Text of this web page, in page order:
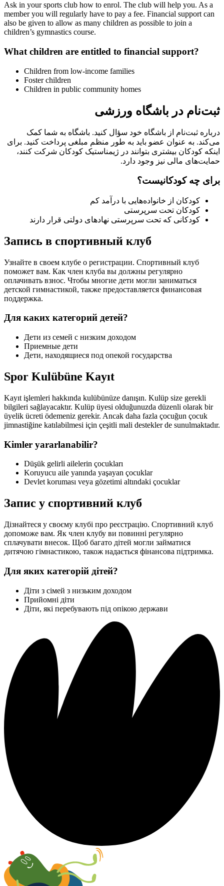
Ask in your sports club how to enrol. The club will help you. As a
member you will regularly have to pay a fee. Financial support can
also be given to allow as many children as possible to join a
children’s gymnastics course.
What children are entitled to financial support?
Children from low-income families
Foster children
Children in public community homes
ثبت‌نام در باشگاه ورزشی
درباره ثبت‌نام از باشگاه خود سؤال کنید. باشگاه به شما کمک
می‌کند. به عنوان عضو باید به طور منظم مبلغی پرداخت کنید. برای
اینکه کودکان بیشتری بتوانند در ژیمناستیک کودکان شرکت کنند،
حمایت‌های مالی نیز وجود دارد.
برای چه کودکانیست؟
کودکان از خانواده‌هایی با درآمد کم
کودکان تحت سرپرستی
کودکانی که تحت سرپرستی نهادهای دولتی قرار دارند
Запись в спортивный клуб
Узнайте в своем клубе о регистрации. Спортивный клуб
поможет вам. Как член клуба вы должны регулярно
оплачивать взнос. Чтобы многие дети могли заниматься
детской гимнастикой, также предоставляется финансовая
поддержка.
Для каких категорий детей?
Дети из семей с низким доходом
Приемные дети
Дети, находящиеся под опекой государства
Spor Kulübüne Kayıt
Kayıt işlemleri hakkında kulübünüze danışın. Kulüp size gerekli
bilgileri sağlayacaktır. Kulüp üyesi olduğunuzda düzenli olarak bir
üyelik ücreti ödemeniz gerekir. Ancak daha fazla çocuğun çocuk
jimnastiğine katılabilmesi için çeşitli mali destekler de sunulmaktadır.
Kimler yararlanabilir?
Düşük gelirli ailelerin çocukları
Koruyucu aile yanında yaşayan çocuklar
Devlet koruması veya gözetimi altındaki çocuklar
Запис у спортивний клуб
Дізнайтеся у своєму клубі про реєстрацію. Спортивний клуб
допоможе вам. Як член клубу ви повинні регулярно
сплачувати внесок. Щоб багато дітей могли займатися
дитячою гімнастикою, також надається фінансова підтримка.
Для яких категорій дітей?
Діти з сімей з низьким доходом
Прийомні діти
Діти, які перебувають під опікою держави